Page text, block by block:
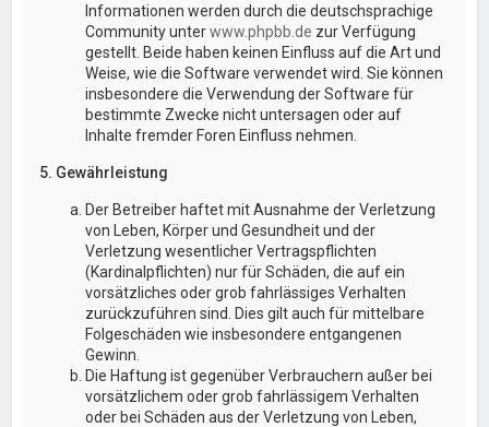
Informationen werden durch die deutschsprachige
Community unterwww.phpbb.de zur Verfügung
gestellt. Beide haben keinen Einfluss auf die Art und
Weise, wie die Software verwendet wird. Sie können
insbesondere die Verwendung der Software für
bestimmte Zwecke nicht untersagen oder auf
Inhalte fremder Foren Einfluss nehmen.
5. Gewährleistung
Der Betreiber haftet mit Ausnahme der Verletzung
von Leben, Körper und Gesundheit und der
Verletzung wesentlicher Vertragspflichten
(Kardinalpflichten) nur für Schäden, die auf ein
vorsätzliches oder grob fahrlässiges Verhalten
zurückzuführen sind. Dies gilt auch für mittelbare
Folgeschäden wie insbesondere entgangenen
Gewinn.
Die Haftung ist gegenüber Verbrauchern außer bei
vorsätzlichem oder grob fahrlässigem Verhalten
oder bei Schäden aus der Verletzung von Leben,